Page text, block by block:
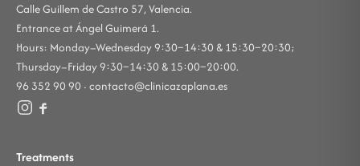
Calle Guillem de Castro 57, Valencia.
Entrance at Ángel Guimerá 1.
Hours: Monday–Wednesday 9:30–14:30 & 15:30–20:30;
Thursday–Friday 9:30–14:30 & 15:00–20:00.
96 352 90 90 · contacto@clinicazaplana.es
Treatments